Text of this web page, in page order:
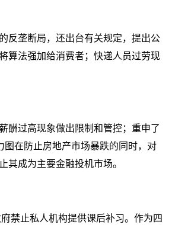
反垄断局，还出台有关规定，提出公
算法强加给消费者；快递人员过劳现
酬过高现象做出限制和管控；重申了
图在防止房地产市场暴跌的同时，对
其成为主要金融投机市场。
禁止私人机构提供课后补习。作为四